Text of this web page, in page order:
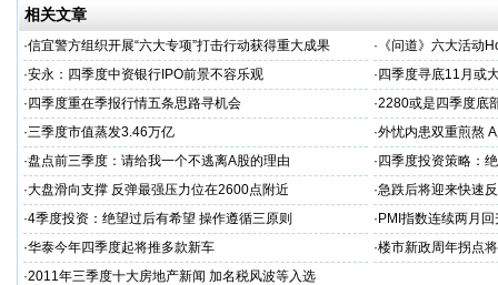
相关文章
·信宜警方组织开展“六大专项”打击行动获得重大成果 · 《问道》六大活动
·安永：四季度中资银行IPO前景不容乐观 · 四季度寻底11月或
· 四季度重在季报行情五条思路寻机会 ·2280或是四季度底
·三季度市值蒸发3.46万亿 ·外忧内患双重煎熬
·盘点前三季度：请给我一个不逃离A股的理由 · 四季度投资策略：
·大盘滑向支撑 反弹最强压力位在2600点附近 ·急跌后将迎来快速
·4季度投资：绝望过后有希望 操作遵循三原则 · PMI指数连续两月
·华泰今年四季度起将推多款新车 ·楼市新政周年拐点
·2011年三季度十大房地产新闻 加名税风波等入选